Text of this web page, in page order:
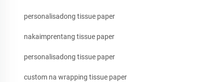
personalisadong tissue paper
nakaimprentang tissue paper
personalisadong tissue paper
custom na wrapping tissue paper